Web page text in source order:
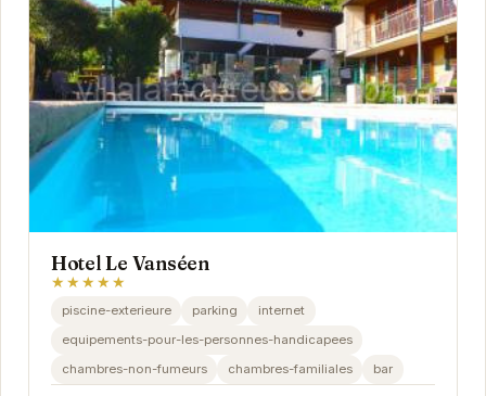
Hotel Le Vanséen
★★★★★
piscine-exterieure parking
internet
equipements-pour-les-personnes-handicapees
chambres-non-fumeurs
chambres-familiales bar